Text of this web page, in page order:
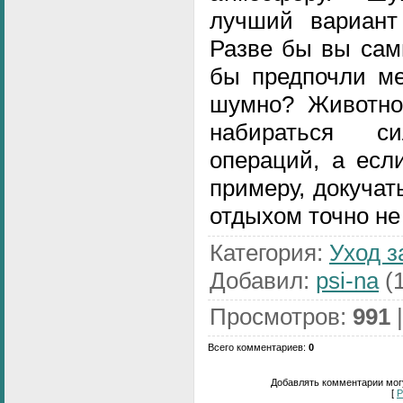
лучший
Разве бы вы
бы предпочли
шумно?
набираться
операций, а
примеру,
отдыхом точно
Категория: Уход
Добавил: psi-na
Просмотров: 991
Всего комментариев: 0
Добавлять комментарии
[